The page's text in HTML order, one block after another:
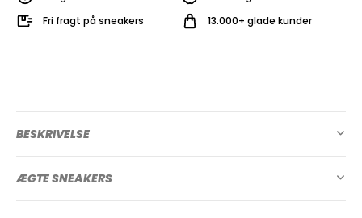
Fri fragt på sneakers
13.000+ glade kunder
BESKRIVELSE
ÆGTE SNEAKERS